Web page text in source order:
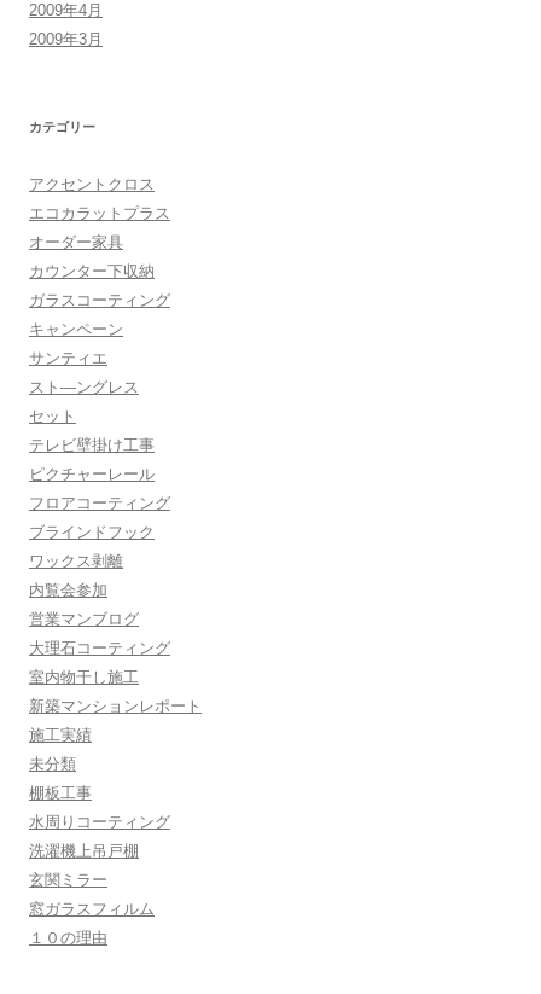
2009年4月
2009年3月
カテゴリー
アクセントクロス
エコカラットプラス
オーダー家具
カウンター下収納
ガラスコーティング
キャンペーン
サンティエ
スト―ングレス
セット
テレビ壁掛け工事
ピクチャーレール
フロアコーティング
ブラインドフック
ワックス剥離
内覧会参加
営業マンブログ
大理石コーティング
室内物干し施工
新築マンションレポート
施工実績
未分類
棚板工事
水周りコーティング
洗濯機上吊戸棚
玄関ミラー
窓ガラスフィルム
１０の理由